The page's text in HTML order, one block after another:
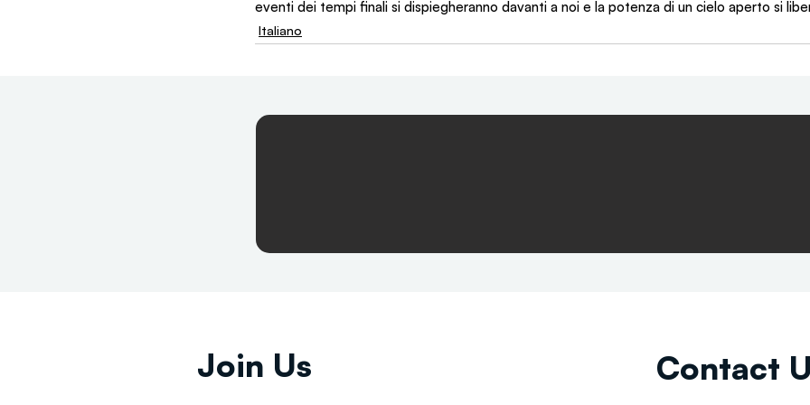
eventi dei tempi finali si dispiegheranno davanti a noi e la potenza di un cielo aperto si
Italiano
Join Us Contact